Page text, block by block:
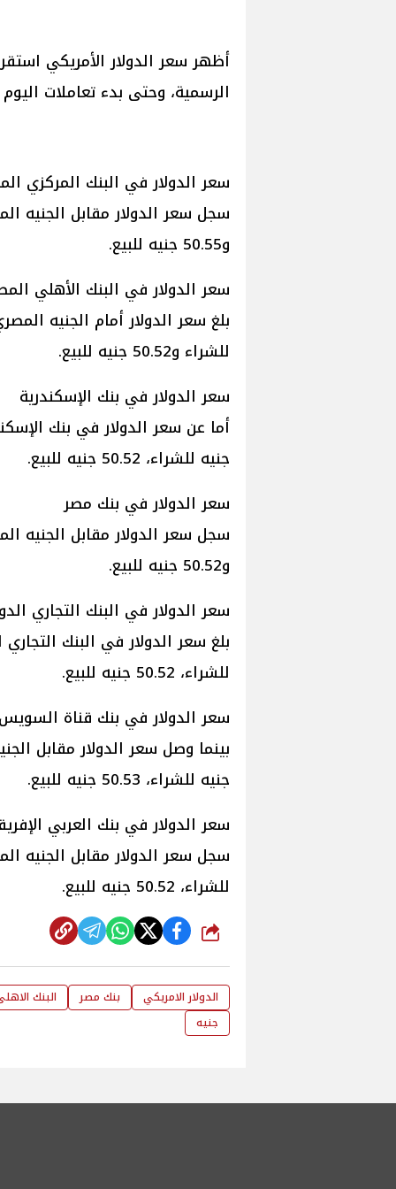
أظهر سعر الدولار الأمريكي
الرسمية، وحتى بدء تعاملات اليوم
سعر الدولار في البنك المركزي
و50.55 جنيه للبيع.
سعر الدولار في البنك الأهلي
للشراء و50.52 جنيه للبيع.
سعر الدولار في بنك الإسكندرية
جنيه للشراء، 50.52 جنيه للبيع.
سعر الدولار في بنك مصر
و50.52 جنيه للبيع.
سعر الدولار في البنك التجاري
للشراء، 50.52 جنيه للبيع.
سعر الدولار في بنك قناة
جنيه للشراء، 50.53 جنيه للبيع.
سعر الدولار في بنك العربي
للشراء، 50.52 جنيه للبيع.
شارك
الدولار الامريكي بنك مصر
البنك
جنيه